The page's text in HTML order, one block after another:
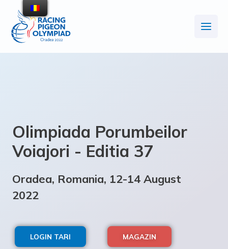
Olimpiada Porumbeilor
Voiajori - Editia 37
Oradea, Romania, 12-14 August
2022
LOGIN TARI MAGAZIN